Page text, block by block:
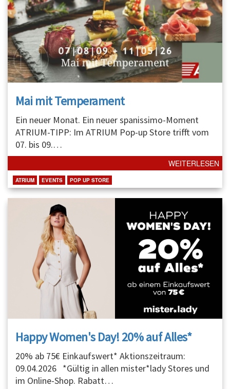
Mai mit Temperament
Ein neuer Monat. Ein neuer spanissimo-Moment
ATRIUM-TIPP: Im ATRIUM Pop-up Store trifft vom
07. bis 09.…
WEITERLESEN
ATRIUM EVENTS POP UP STORE
Happy Women's Day! 20% auf Alles*
20% ab 75€ Einkaufswert* Aktionszeitraum:
09.04.2026 *Gültig in allen mister*lady Stores und
im Online-Shop. Rabatt…